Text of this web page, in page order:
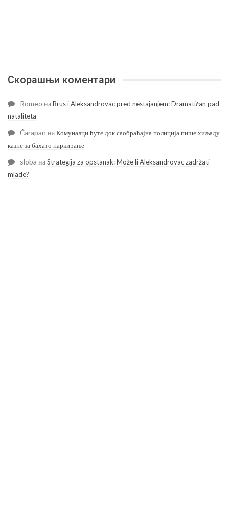
Скорашњи коментари
Romeo наBrus i Aleksandrovac pred nestajanjem: Dramatičan pad
nataliteta
Čarapan наКомуналци ћуте док саобраћајна полиција пише хиљаду
казне за бахато паркирање
sloba наStrategija za opstanak: Može li Aleksandrovac zadržati
mlade?